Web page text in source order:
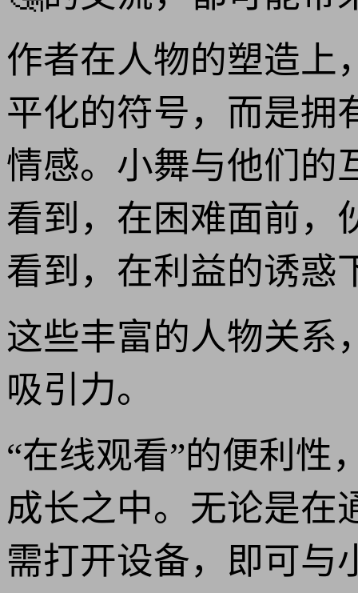
作者在人物的塑造上
平化的符号，而是拥
情感。小舞与他们的
看到，在困难面前，
看到，在利益的诱惑
这些丰富的人物关系
吸引力。
“在线观看”的便利性
成长之中。无论是在
需打开设备，即可与